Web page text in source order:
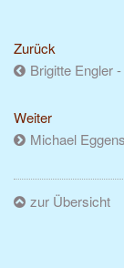
Zurück
Brigitte Engler
Weiter
Michael
zur Übersicht